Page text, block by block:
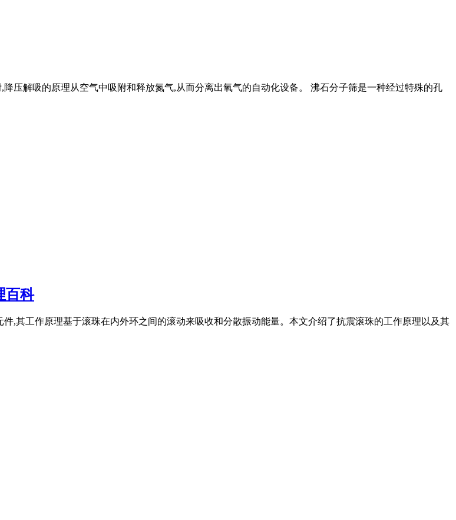
压解吸的原理从空气中吸附和释放氮气,从而分离出氧气的自动化设备。 沸石分子筛是一种经过特殊的孔
百科
,其工作原理基于滚珠在内外环之间的滚动来吸收和分散振动能量。本文介绍了抗震滚珠的工作原理以及其